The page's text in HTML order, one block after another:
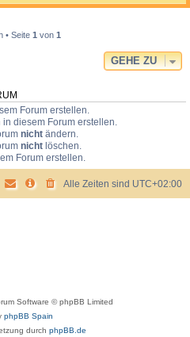
• Seite 1 von 1
GEHE ZU
Forum erstellen.
diesem Forum erstellen.
nicht ändern.
nicht löschen.
Forum erstellen.
Alle Zeiten sind UTC+02:00
Software © phpBB Limited
phpBB Spain
durch phpBB.de